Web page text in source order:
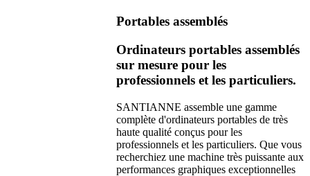
Portables assemblés
Ordinateurs portables assemblés
sur mesure pour les
professionnels et les particuliers.
SANTIANNE assemble une gamme
complète d'ordinateurs portables de très
haute qualité conçus pour les
professionnels et les particuliers. Que vous
recherchiez une machine très puissante aux
performances graphiques exceptionnelles